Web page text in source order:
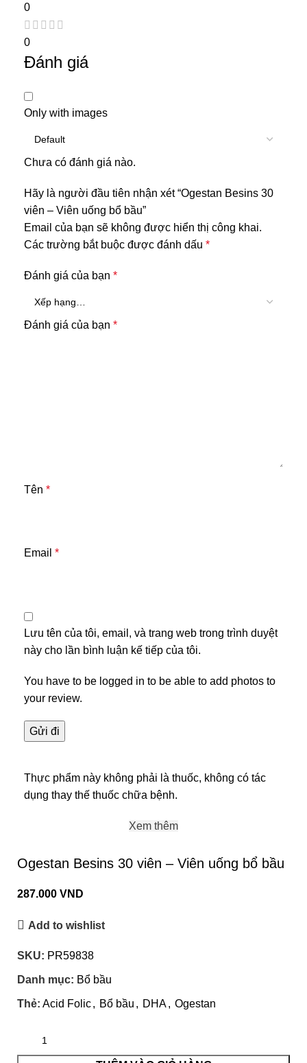
0
0
Đánh giá
Only with images
Chưa có đánh giá nào.
Hãy là người đầu tiên nhận xét “Ogestan Besins 30
viên – Viên uống bổ bầu”
Email của bạn sẽ không được hiển thị công khai.
Các trường bắt buộc được đánh dấu *
Đánh giá của bạn *
Đánh giá của bạn *
Tên *
Email *
Lưu tên của tôi, email, và trang web trong trình duyệt
này cho lần bình luận kế tiếp của tôi.
You have to be logged in to be able to add photos to
your review.
Thực phẩm này không phải là thuốc, không có tác
dụng thay thế thuốc chữa bệnh.
Xem thêm
Ogestan Besins 30 viên – Viên uống bổ bầu
287.000 VND
Add to wishlist
SKU: PR59838
Danh mục: Bổ bầu
Thẻ: Acid Folic, Bổ bầu , DHA, Ogestan